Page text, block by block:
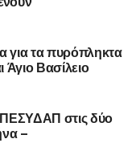
τα πυρόπληκτα
Βασίλειο
στις δύο
–